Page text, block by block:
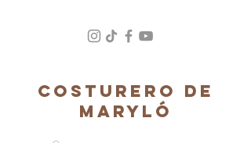
COSTURERO DE
MARYLÓ